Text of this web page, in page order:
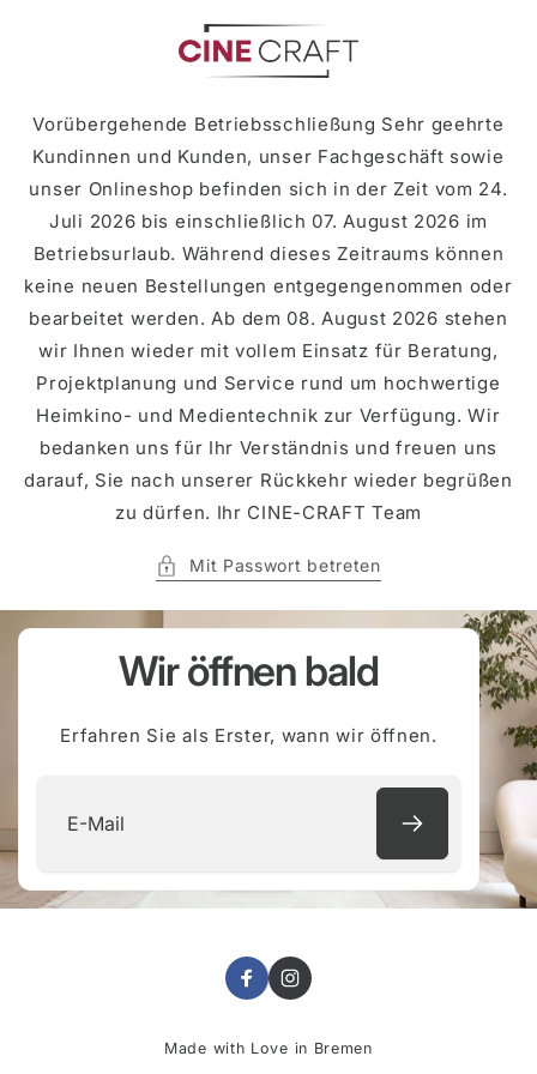
Vorübergehende Betriebsschließung Sehr geehrte
Kundinnen und Kunden, unser Fachgeschäft sowie
unser Onlineshop befinden sich in der Zeit vom 24.
Juli 2026 bis einschließlich 07. August 2026 im
Betriebsurlaub. Während dieses Zeitraums können
keine neuen Bestellungen entgegengenommen oder
bearbeitet werden. Ab dem 08. August 2026 stehen
wir Ihnen wieder mit vollem Einsatz für Beratung,
Projektplanung und Service rund um hochwertige
Heimkino- und Medientechnik zur Verfügung. Wir
bedanken uns für Ihr Verständnis und freuen uns
darauf, Sie nach unserer Rückkehr wieder begrüßen
zu dürfen. Ihr CINE-CRAFT Team
Mit Passwort betreten
Wir öffnen bald
Erfahren Sie als Erster, wann wir öffnen.
Mail
FacebookInstagram
Made with Love in Bremen